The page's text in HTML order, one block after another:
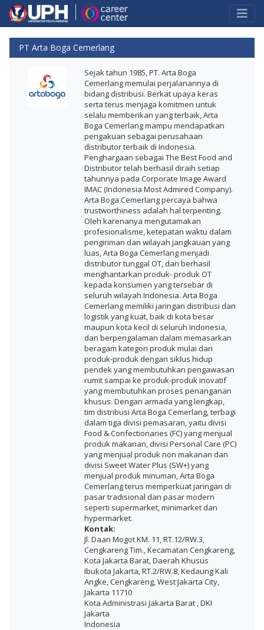
PT Arta Boga Cemerlang
Sejak tahun 1985, PT. Arta Boga
Cemerlang memulai perjalanannya di
bidang distribusi. Berkat upaya keras
serta terus menjaga komitmen untuk
selalu memberikan yang terbaik, Arta
Boga Cemerlang mampu mendapatkan
pengakuan sebagai perusahaan
distributor terbaik di Indonesia.
Penghargaan sebagai The Best Food and
Distributor telah berhasil diraih setiap
tahunnya pada Corporate Image Award
IMAC (Indonesia Most Admired Company).
Arta Boga Cemerlang percaya bahwa
trustworthiness adalah hal terpenting.
Oleh karenanya mengutamakan
profesionalisme, ketepatan waktu dalam
pengiriman dan wilayah jangkauan yang
luas, Arta Boga Cemerlang menjadi
distributor tunggal OT, dan berhasil
menghantarkan produk- produk OT
kepada konsumen yang tersebar di
seluruh wilayah Indonesia. Arta Boga
Cemerlang memiliki jaringan distribusi dan
logistik yang kuat, baik di kota besar
maupun kota kecil di seluruh Indonesia,
dan berpengalaman dalam memasarkan
beragam kategori produk mulai dari
produk-produk dengan siklus hidup
pendek yang membutuhkan pengawasan
rumit sampai ke produk-produk inovatif
yang membutuhkan proses penanganan
khusus. Dengan armada yang lengkap,
tim distribusi Arta Boga Cemerlang, terbagi
dalam tiga divisi pemasaran, yaitu divisi
Food & Confectionaries (FC) yang menjual
produk makanan, divisi Personal Care (PC)
yang menjual produk non makanan dan
divisi Sweet Water Plus (SW+) yang
menjual produk minuman, Arta Boga
Cemerlang terus memperkuat jaringan di
pasar tradisional dan pasar modern
seperti supermarket, minimarket dan
hypermarket.
Kontak:
Jl. Daan Mogot KM. 11, RT.12/RW.3,
Cengkareng Tim., Kecamatan Cengkareng,
Kota Jakarta Barat, Daerah Khusus
Ibukota Jakarta, RT.2/RW.8, Kedaung Kali
Angke, Cengkareng, West Jakarta City,
Jakarta 11710
Kota Administrasi Jakarta Barat , DKI
Jakarta
Indonesia